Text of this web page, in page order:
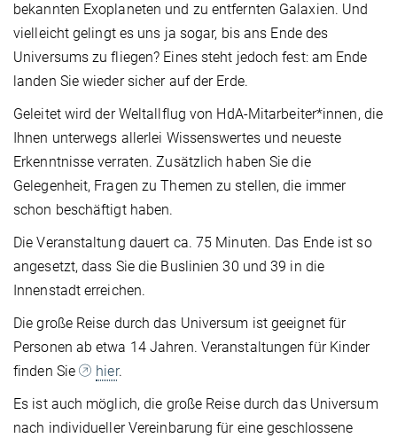
bekannten Exoplaneten und zu entfernten Galaxien. Und
vielleicht gelingt es uns ja sogar, bis ans Ende des
Universums zu fliegen? Eines steht jedoch fest: am Ende
landen Sie wieder sicher auf der Erde.
Geleitet wird der Weltallflug von HdA-Mitarbeiter*innen, die
Ihnen unterwegs allerlei Wissenswertes und neueste
Erkenntnisse verraten. Zusätzlich haben Sie die
Gelegenheit, Fragen zu Themen zu stellen, die immer
schon beschäftigt haben.
Die Veranstaltung dauert ca. 75 Minuten. Das Ende ist so
angesetzt, dass Sie die Buslinien 30 und 39 in die
Innenstadt erreichen.
Die große Reise durch das Universum ist geeignet für
Personen ab etwa 14 Jahren. Veranstaltungen für Kinder
finden Sie
hier.
Es ist auch möglich, die große Reise durch das Universum
nach individueller Vereinbarung für eine geschlossene